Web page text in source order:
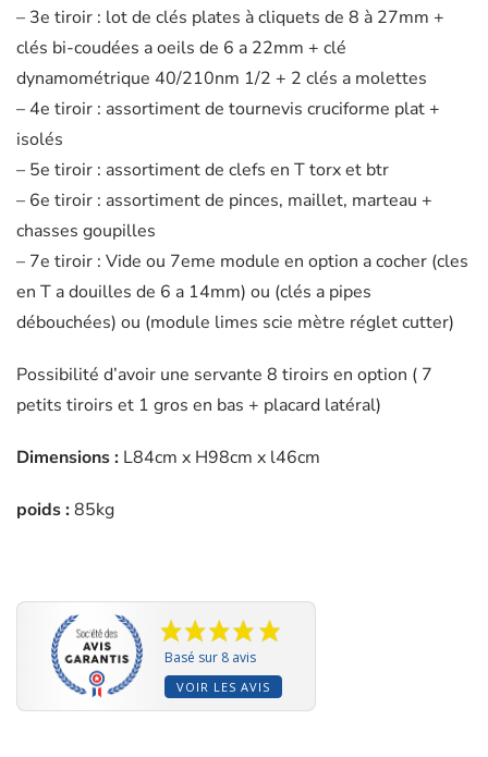
– 3e tiroir : lot de clés plates à cliquets de 8 à 27mm +
clés bi-coudées a oeils de 6 a 22mm + clé
dynamométrique 40/210nm 1/2 + 2 clés a molettes
– 4e tiroir : assortiment de tournevis cruciforme plat +
isolés
– 5e tiroir : assortiment de clefs en T torx et btr
– 6e tiroir : assortiment de pinces, maillet, marteau +
chasses goupilles
– 7e tiroir : Vide ou 7eme module en option a cocher (cles
en T a douilles de 6 a 14mm) ou (clés a pipes
débouchées) ou (module limes scie mètre réglet cutter)
Possibilité d’avoir une servante 8 tiroirs en option ( 7
petits tiroirs et 1 gros en bas + placard latéral)
Dimensions : L84cm x H98cm x l46cm
poids :85kg
Basé sur 8 avis
VOIR LES AVIS